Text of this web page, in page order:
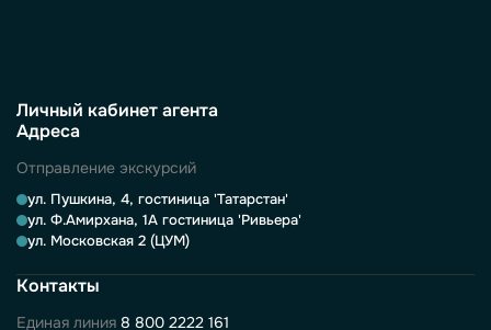
Личный кабинет агента
Адреса
Отправление экскурсий
ул. Пушкина, 4, гостиница 'Татарстан'
ул. Ф.Амирхана, 1А гостиница 'Ривьера'
ул. Московская 2 (ЦУМ)
Контакты
Единая линия 8 800 2222 161